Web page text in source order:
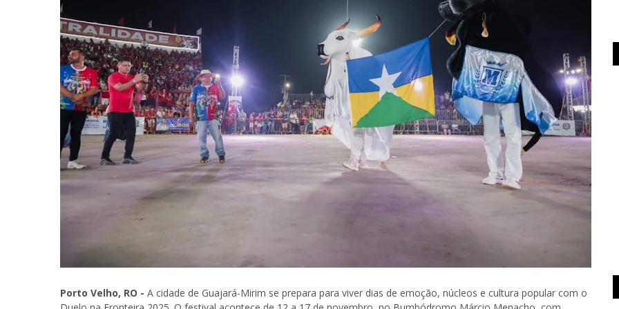
Porto Velho, RO - A cidade de Guajará-Mirim se prepara para viver dias de emoção, núcleos e cultura popular com o